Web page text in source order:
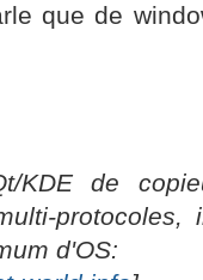
que de
KDE de
protocoles,
d'OS: